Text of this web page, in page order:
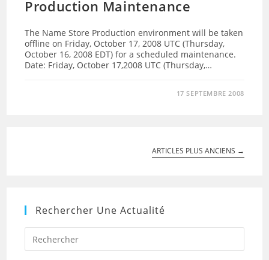
Production Maintenance
The Name Store Production environment will be taken
offline on Friday, October 17, 2008 UTC (Thursday,
October 16, 2008 EDT) for a scheduled maintenance.
Date: Friday, October 17,2008 UTC (Thursday,…
17 SEPTEMBRE 2008
ARTICLES PLUS ANCIENS →
Rechercher Une Actualité
Press
to